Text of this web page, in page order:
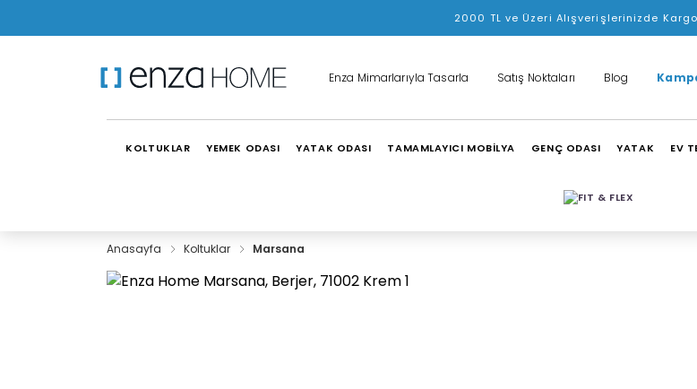
2000 TL ve Üzeri Alışverişlerinizde
Enza Mimarlarıyla Tasarla Satış Noktaları Blog
KOLTUKLAR YEMEK ODASI YATAK ODASI TAMAMLAYICI MOBİLYA GENÇ ODASI YATAK EV
Anasayfa Koltuklar Marsana